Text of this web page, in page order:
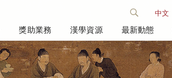
中文
獎助業務 漢學資源 最新動態